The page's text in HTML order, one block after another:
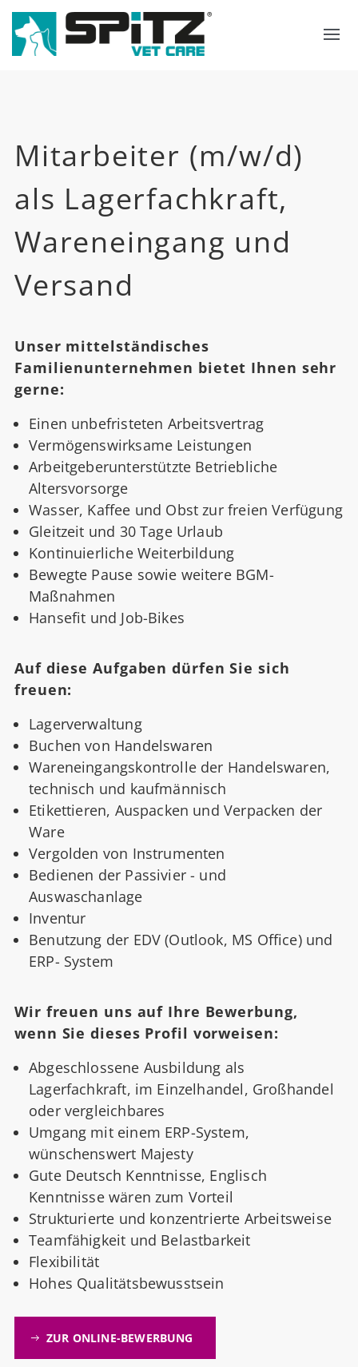
Suche
Mitarbeiter (m/w/d)
als Lagerfachkraft,
Wareneingang und
Versand
Unser mittelständisches
Familienunternehmen bietet Ihnen sehr
gerne:
Einen unbefristeten Arbeitsvertrag
Vermögenswirksame Leistungen
Arbeitgeberunterstützte Betriebliche
Altersvorsorge
Wasser, Kaffee und Obst zur freien Verfügung
Gleitzeit und 30 Tage Urlaub
Kontinuierliche Weiterbildung
Bewegte Pause sowie weitere BGM-
Maßnahmen
Hansefit und Job-Bikes
Auf diese Aufgaben dürfen Sie sich
freuen:
Lagerverwaltung
Buchen von Handelswaren
Wareneingangskontrolle der Handelswaren,
technisch und kaufmännisch
Etikettieren, Auspacken und Verpacken der
Ware
Vergolden von Instrumenten
Bedienen der Passivier - und
Auswaschanlage
Inventur
Benutzung der EDV (Outlook, MS Office) und
ERP- System
Wir freuen uns auf Ihre Bewerbung,
wenn Sie dieses Profil vorweisen:
Abgeschlossene Ausbildung als
Lagerfachkraft, im Einzelhandel, Großhandel
oder vergleichbares
Umgang mit einem ERP-System,
wünschenswert Majesty
Gute Deutsch Kenntnisse, Englisch
Kenntnisse wären zum Vorteil
Strukturierte und konzentrierte Arbeitsweise
Teamfähigkeit und Belastbarkeit
Flexibilität
Hohes Qualitätsbewusstsein
ZUR ONLINE-BEWERBUNG